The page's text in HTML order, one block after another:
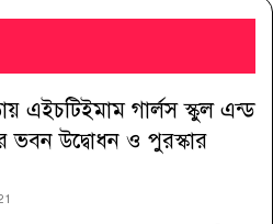
এইচটিইমাম গার্লস স্কুল এন্ড
ভবন উদ্বোধন ও পুরস্কার